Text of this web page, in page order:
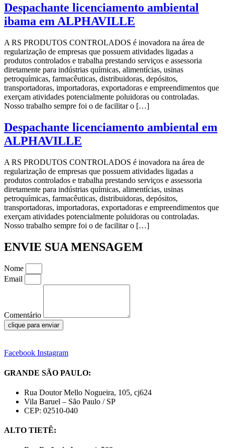
Despachante licenciamento ambiental
ibama em ALPHAVILLE
A RS PRODUTOS CONTROLADOS é inovadora na área de
regularização de empresas que possuem atividades ligadas a
produtos controlados e trabalha prestando serviços e assessoria
diretamente para indústrias químicas, alimentícias, usinas
petroquímicas, farmacêuticas, distribuidoras, depósitos,
transportadoras, importadoras, exportadoras e empreendimentos que
exerçam atividades potencialmente poluidoras ou controladas.
Nosso trabalho sempre foi o de facilitar o […]
Despachante licenciamento ambiental em
ALPHAVILLE
A RS PRODUTOS CONTROLADOS é inovadora na área de
regularização de empresas que possuem atividades ligadas a
produtos controlados e trabalha prestando serviços e assessoria
diretamente para indústrias químicas, alimentícias, usinas
petroquímicas, farmacêuticas, distribuidoras, depósitos,
transportadoras, importadoras, exportadoras e empreendimentos que
exerçam atividades potencialmente poluidoras ou controladas.
Nosso trabalho sempre foi o de facilitar o […]
ENVIE SUA MENSAGEM
Nome
Email
Comentário
clique para enviar
Facebook Instagram
GRANDE SÃO PAULO:
Rua Doutor Mello Nogueira, 105, cj624
Vila Baruel – São Paulo / SP
CEP: 02510-040
ALTO TIETÊ: